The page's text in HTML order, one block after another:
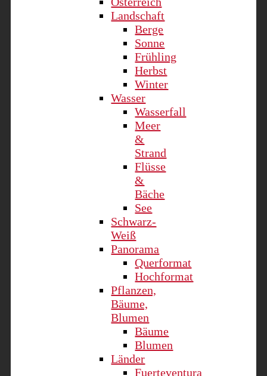
Landschaft
Berge
Sonne
Frühling
Herbst
Winter
Wasser
Wasserfall
Meer
&
Strand
Flüsse
&
Bäche
See
Schwarz-
Weiß
Panorama
Querformat
Hochformat
Pflanzen,
Bäume,
Blumen
Bäume
Blumen
Länder
Fuerteventura